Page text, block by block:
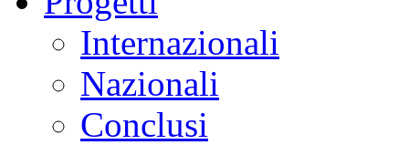
Internazionali
Nazionali
Conclusi